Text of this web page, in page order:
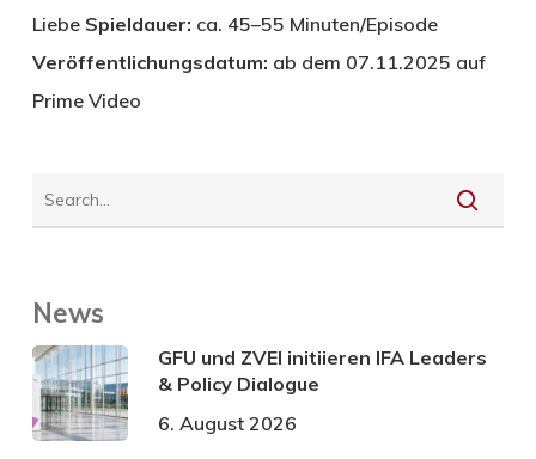
Liebe Spieldauer: ca. 45–55 Minuten/Episode
Veröffentlichungsdatum: ab dem 07.11.2025 auf
Prime Video
News
GFU und ZVEI initiieren IFA Leaders
& Policy Dialogue
6. August 2026